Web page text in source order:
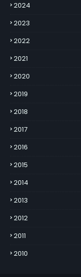
2024
2023
2022
2021
2020
2019
2018
2017
2016
2015
2014
2013
2012
2011
2010